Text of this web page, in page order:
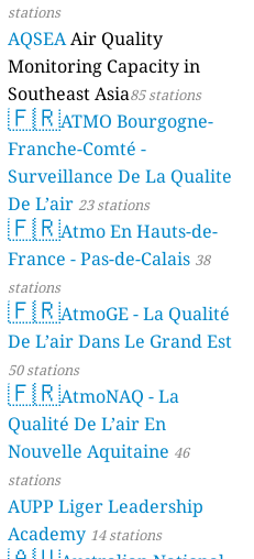
stations
AQSEAAir Quality
Monitoring Capacity in
Southeast Asia85 stations
🇫🇷ATMO Bourgogne-
Franche-Comté -
Surveillance De La Qualite
De L’air 23 stations
🇫🇷Atmo En Hauts-de-
France - Pas-de-Calais 38
stations
🇫🇷AtmoGE - La Qualité
De L’air Dans Le Grand Est
50 stations
🇫🇷AtmoNAQ - La
Qualité De L’air En
Nouvelle Aquitaine 46
stations
AUPP Liger Leadership
Academy 14 stations